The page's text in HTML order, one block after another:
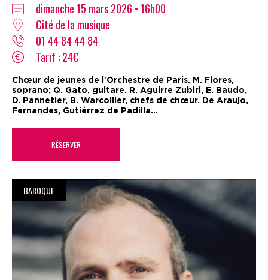
dimanche 15 mars 2026 • 16h00
Cité de la musique
01 44 84 44 84
Tarif : 24€
Chœur de jeunes de l'Orchestre de Paris. M. Flores,
soprano; Q. Gato, guitare. R. Aguirre Zubiri, E. Baudo,
D. Pannetier, B. Warcollier, chefs de chœur. De Araujo,
Fernandes, Gutiérrez de Padilla…
RÉSERVER
BAROQUE